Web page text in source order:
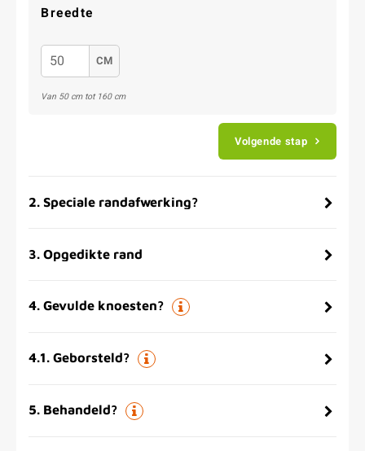
Breedte
CM
Van 50 cm tot 160 cm
Volgende stap
2. Speciale randafwerking?
3. Opgedikte rand
4. Gevulde knoesten?
4.1. Geborsteld?
5. Behandeld?